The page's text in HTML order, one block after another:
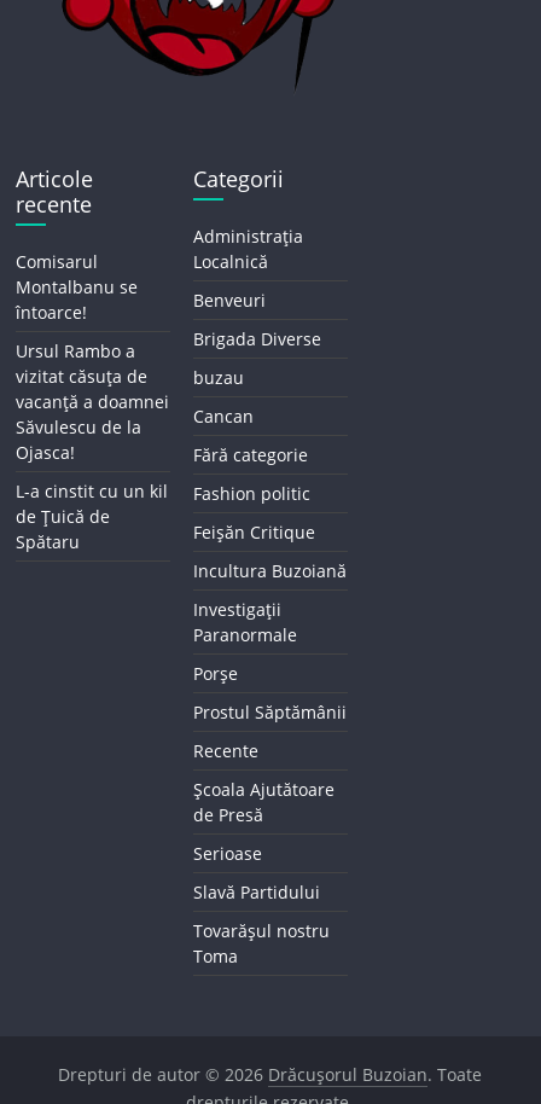
Articole
recente
Comisarul
Montalbanu se
întoarce!
Ursul Rambo a
vizitat căsuța de
vacanță a doamnei
Săvulescu de la
Ojasca!
L-a cinstit cu un kil
de Țuică de
Spătaru
Categorii
Administrația
Localnică
Benveuri
Brigada Diverse
buzau
Cancan
Fără categorie
Fashion politic
Feișăn Critique
Incultura Buzoiană
Investigații
Paranormale
Porșe
Prostul Săptămânii
Recente
Școala Ajutătoare
de Presă
Serioase
Slavă Partidului
Tovarășul nostru
Toma
Drepturi de autor © 2026 Drăcușorul Buzoian. Toate